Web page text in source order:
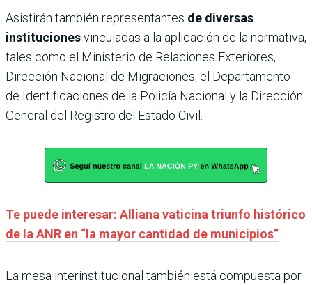
Asistirán también representantes de diversas
institucionesvinculadas a la aplicación de la normativa,
tales como el Ministerio de Relaciones Exteriores,
Dirección Nacional de Migraciones, el Departamento
de Identificaciones de la Policía Nacional y la Dirección
General del Registro del Estado Civil.
Te puede interesar: Alliana vaticina triunfo histórico
de la ANR en “la mayor cantidad de municipios”
La mesa interinstitucional también está compuesta por